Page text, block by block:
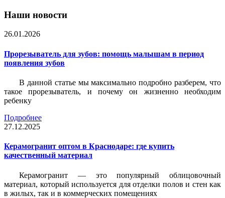
Наши новости
26.01.2026
Прорезыватель для зубов: помощь малышам в период
появления зубов
В данной статье мы максимально подробно разберем, что
такое прорезыватель, и почему он жизненно необходим
ребенку
Подробнее
27.12.2025
Керамогранит оптом в Краснодаре: где купить
качественный материал
Керамогранит — это популярный облицовочный
материал, который используется для отделки полов и стен как
в жилых, так и в коммерческих помещениях